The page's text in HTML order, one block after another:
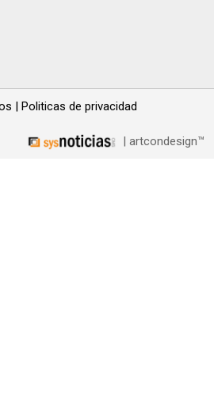
| Politicas de privacidad
| artcondesign™